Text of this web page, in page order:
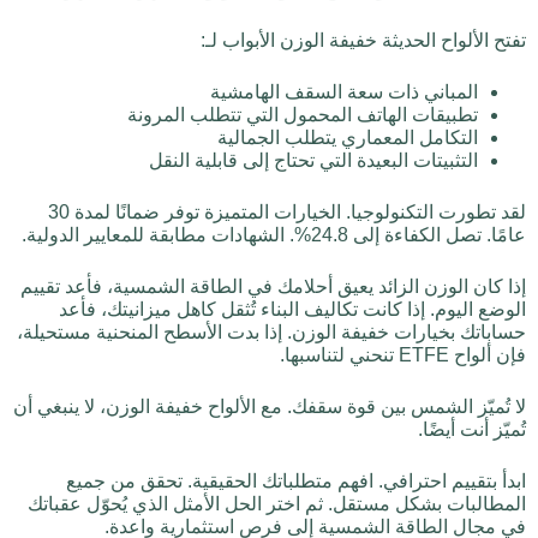
تفتح الألواح الحديثة خفيفة الوزن الأبواب لـ:
المباني ذات سعة السقف الهامشية
تطبيقات الهاتف المحمول التي تتطلب المرونة
التكامل المعماري يتطلب الجمالية
التثبيتات البعيدة التي تحتاج إلى قابلية النقل
لقد تطورت التكنولوجيا. الخيارات المتميزة توفر ضمانًا لمدة 30
عامًا. تصل الكفاءة إلى 24.8%. الشهادات مطابقة للمعايير الدولية.
إذا كان الوزن الزائد يعيق أحلامك في الطاقة الشمسية، فأعد تقييم
الوضع اليوم. إذا كانت تكاليف البناء تُثقل كاهل ميزانيتك، فأعد
حساباتك بخيارات خفيفة الوزن. إذا بدت الأسطح المنحنية مستحيلة،
فإن ألواح ETFE تنحني لتناسبها.
لا تُميّز الشمس بين قوة سقفك. مع الألواح خفيفة الوزن، لا ينبغي أن
تُميّز أنت أيضًا.
ابدأ بتقييم احترافي. افهم متطلباتك الحقيقية. تحقق من جميع
المطالبات بشكل مستقل. ثم اختر الحل الأمثل الذي يُحوّل عقباتك
في مجال الطاقة الشمسية إلى فرص استثمارية واعدة.